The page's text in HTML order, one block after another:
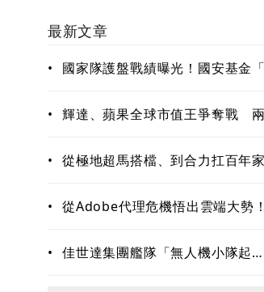
最新文章
•
國家隊護盤戰績曝光！國安基金
狂賺76億
• 輝達、蘋果全球市值王爭奪戰
• 從極地超馬搭檔、到合力扛百年家
二成長曲線！一窺合隆毛廠接班學
• 從Adobe代理危機悟出雲端大勢
再來搶無人機3D列印財
• 佳世達集團艦隊「無人機小隊起